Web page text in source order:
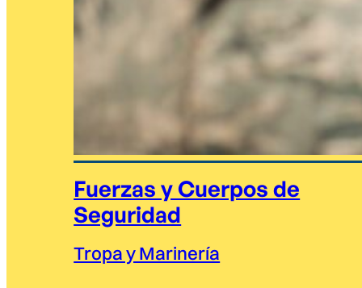
Fuerzas y Cuerpos de
Seguridad
Tropa y Marinería